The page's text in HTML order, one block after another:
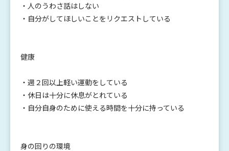
・人のうわさ話はしない
・自分がしてほしいことをリクエストしている
健康
・週２回以上軽い運動をしている
・休日は十分に休息がとれている
・自分自身のために使える時間を十分に持っている
身の回りの環境